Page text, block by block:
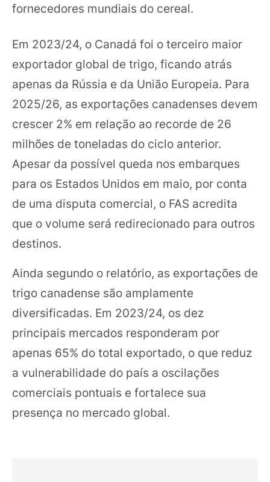
fornecedores mundiais do cereal.
Em 2023/24, o Canadá foi o terceiro maior
exportador global de trigo, ficando atrás
apenas da Rússia e da União Europeia. Para
2025/26, as exportações canadenses devem
crescer 2% em relação ao recorde de 26
milhões de toneladas do ciclo anterior.
Apesar da possível queda nos embarques
para os Estados Unidos em maio, por conta
de uma disputa comercial, o FAS acredita
que o volume será redirecionado para outros
destinos.
Ainda segundo o relatório, as exportações de
trigo canadense são amplamente
diversificadas. Em 2023/24, os dez
principais mercados responderam por
apenas 65% do total exportado, o que reduz
a vulnerabilidade do país a oscilações
comerciais pontuais e fortalece sua
presença no mercado global.